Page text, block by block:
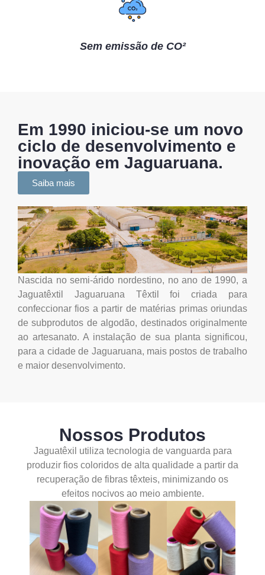
Sem emissão de CO²
Em 1990 iniciou-se um novo
ciclo de desenvolvimento e
inovação em Jaguaruana.
Saiba mais
Nascida no semi-árido nordestino, no ano de 1990, a
Jaguatêxtil Jaguaruana Têxtil foi criada para
confeccionar fios a partir de matérias primas oriundas
de subprodutos de algodão, destinados originalmente
ao artesanato. A instalação de sua planta significou,
para a cidade de Jaguaruana, mais postos de trabalho
e maior desenvolvimento.
Nossos Produtos
Jaguatêxil utiliza tecnologia de vanguarda para
produzir fios coloridos de alta qualidade a partir da
recuperação de fibras têxteis, minimizando os
efeitos nocivos ao meio ambiente.